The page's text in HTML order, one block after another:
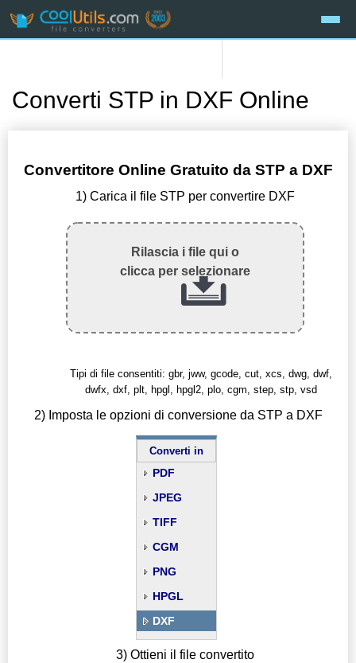
Converti STP in DXF Online
Convertitore Online Gratuito da STP a DXF
1) Carica il file STP per convertire DXF
Rilascia i file qui o
clicca per selezionare
Tipi di file consentiti: gbr, jww, gcode, cut, xcs, dwg, dwf,
dwfx, dxf, plt, hpgl, hpgl2, plo, cgm, step, stp, vsd
2) Imposta le opzioni di conversione da STP a DXF
Converti in
PDF
JPEG
TIFF
CGM
PNG
HPGL
DXF
3) Ottieni il file convertito